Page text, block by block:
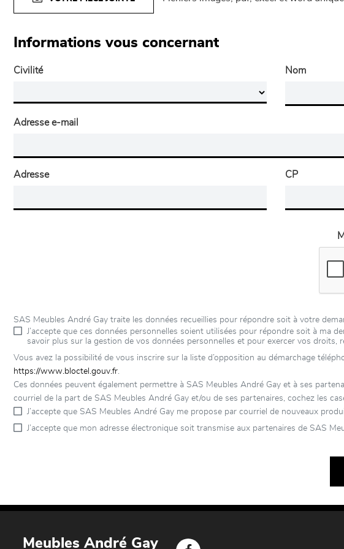
Informations vous concernant
Civilité Nom
Adresse e-mail
Adresse CP
SAS Meubles André Gay traite les données recueillies pour répondre soit à votre
J’accepte que ces données personnelles soient utilisées pour répondre soit à ma
savoir plus sur la gestion de vos données personnelles et pour exercer vos droits,
Vous avez la possibilité de vous inscrire sur la liste d’opposition au démarchage
https://www.bloctel.gouv.fr.
Ces données peuvent également permettre à SAS Meubles André Gay et à ses
courriel de la part de SAS Meubles André Gay et/ou de ses partenaires, cochez les
J’accepte que SAS Meubles André Gay me propose par courriel de nouveaux
J’accepte que mon adresse électronique soit transmise aux partenaires de SAS
Meubles André Gay